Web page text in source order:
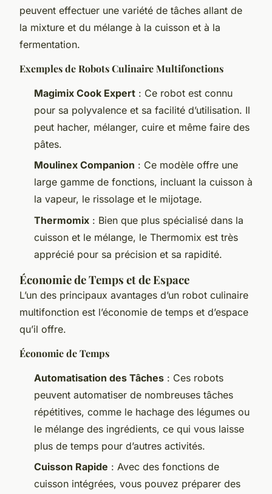
peuvent effectuer une variété de tâches allant de
la mixture et du mélange à la cuisson et à la
fermentation.
Exemples de Robots Culinaire Multifonctions
Magimix Cook Expert : Ce robot est connu
pour sa polyvalence et sa facilité d’utilisation. Il
peut hacher, mélanger, cuire et même faire des
pâtes.
Moulinex Companion : Ce modèle offre une
large gamme de fonctions, incluant la cuisson à
la vapeur, le rissolage et le mijotage.
Thermomix : Bien que plus spécialisé dans la
cuisson et le mélange, le Thermomix est très
apprécié pour sa précision et sa rapidité.
Économie de Temps et de Espace
L’un des principaux avantages d’un robot culinaire
multifonction est l’économie de temps et d’espace
qu’il offre.
Économie de Temps
Automatisation des Tâches : Ces robots
peuvent automatiser de nombreuses tâches
répétitives, comme le hachage des légumes ou
le mélange des ingrédients, ce qui vous laisse
plus de temps pour d’autres activités.
Cuisson Rapide : Avec des fonctions de
cuisson intégrées, vous pouvez préparer des